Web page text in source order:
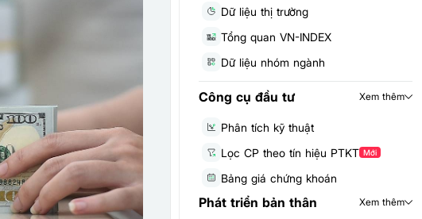
Dữ liệu thị trường
Tổng quan VN-INDEX
Dữ liệu nhóm ngành
Công cụ đầu tư Xem thêm
Phân tích kỹ thuật
Lọc CP theo tín hiệu PTKT Mới
Bảng giá chứng khoán
Phát triển bản thân Xem thêm